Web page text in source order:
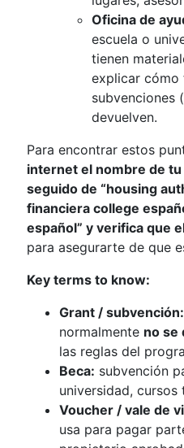
Oficina de
escuela o
tienen
explicar cómo
subvenciones
devuelven.
Para encontrar estos
internet el nombre de
seguido de “housing
financiera college
español” y verifica que
para asegurarte de que
Key terms to know:
Grant / subvención:
normalmente no se
las reglas del
Beca: subvención
universidad, cursos
Voucher / vale de
usa para pagar